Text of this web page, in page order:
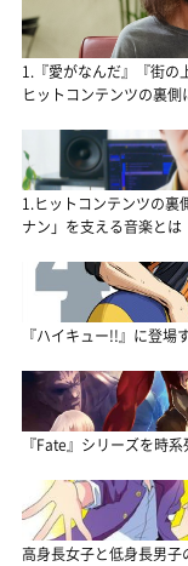
1.『愛がなんだ』『街の
ヒットコンテンツの裏側
1.ヒットコンテンツの裏
ナン」を支える音楽とは
『ハイキュー!!』に登場
『Fate』シリーズを時
高身長女子と低身長男